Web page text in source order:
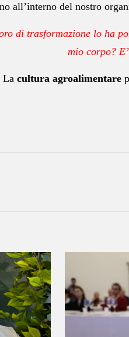
all’interno del nostro
di trasformazione lo ha
mio corpo?
La cultura agroalimentare